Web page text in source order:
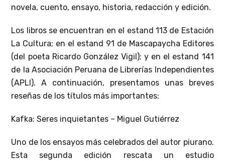
novela, cuento, ensayo, historia, redacción y edición.
Los libros se encuentran en el estand 113 de Estación
La Cultura; en el estand 91 de Mascapaycha Editores
(del poeta Ricardo González Vigil); y en el estand 141
de la Asociación Peruana de Librerías Independientes
(APLI). A continuación, presentamos unas breves
reseñas de los títulos más importantes:
Kafka: Seres inquietantes – Miguel Gutiérrez
Uno de los ensayos más celebrados del autor piurano.
Esta segunda edición rescata un estudio